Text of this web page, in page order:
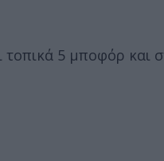
τοπικά 5 μποφόρ και